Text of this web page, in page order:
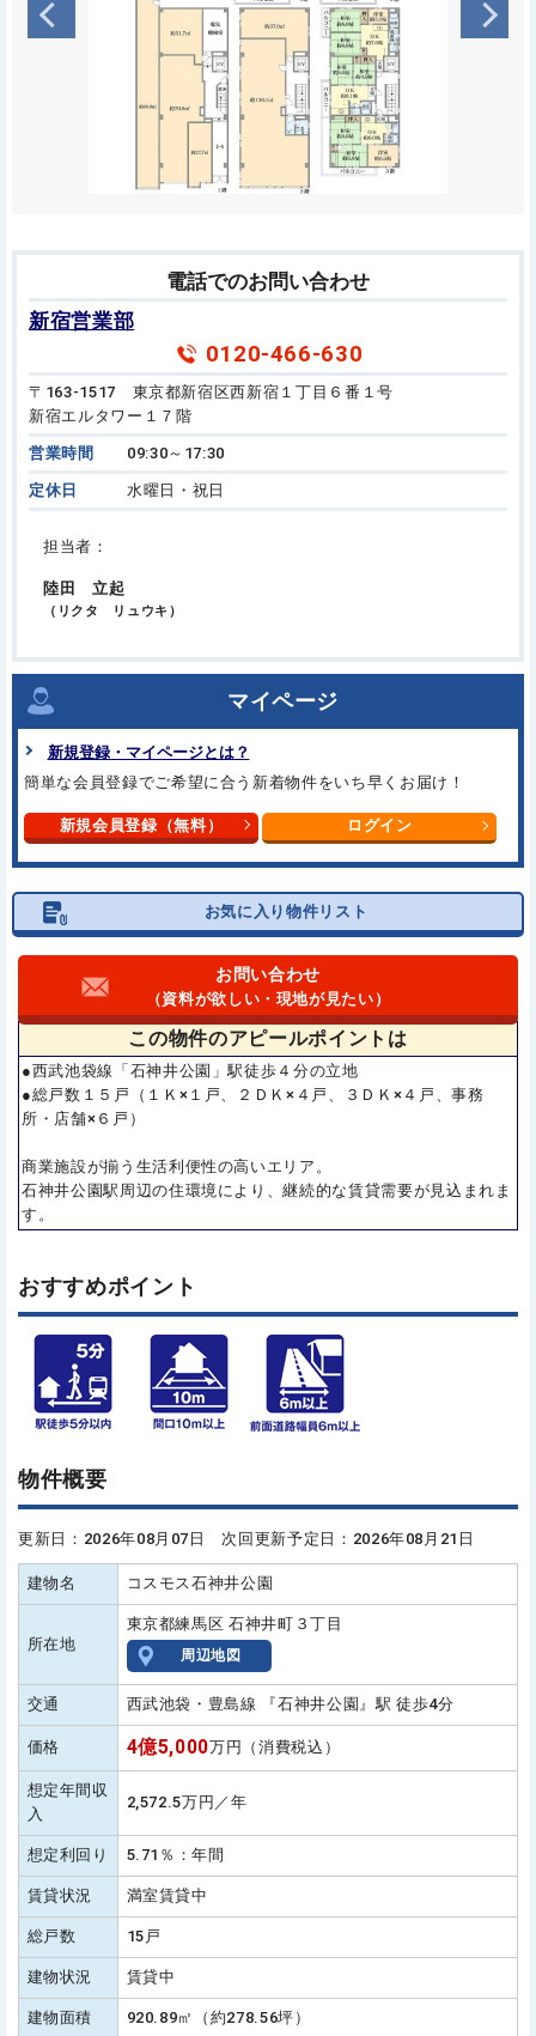
電話でのお問い合わせ
新宿営業部
0120-466-630
〒163-1517 東京都新宿区西新宿１丁目６番１号
新宿エルタワー１７階
営業時間 09:30～17:30
定休日 水曜日・祝日
担当者：
陸田 立起
（リクタ リュウキ）
マイページ
新規登録・マイページとは？
簡単な会員登録でご希望に合う新着物件をいち早くお届け！
新規会員登録（無料） ログイン
お気に入り物件リスト
お問い合わせ
（資料が欲しい・現地が見たい）
この物件のアピールポイントは
●西武池袋線「石神井公園」駅徒歩４分の立地
●総戸数１５戸（１Ｋ×１戸、２ＤＫ×４戸、３ＤＫ×４戸、事務
所・店舗×６戸）
商業施設が揃う生活利便性の高いエリア。
石神井公園駅周辺の住環境により、継続的な賃貸需要が見込まれま
す。
おすすめポイント
物件概要
更新日：2026年08月07日 次回更新予定日：2026年08月21日
建物名 コスモス石神井公園
所在地
東京都練馬区 石神井町３丁目
周辺地図
交通 西武池袋・豊島線 『石神井公園』駅 徒歩4分
価格 4億5,000万円（消費税込）
想定年間収
入
2,572.5万円／年
想定利回り 5.71％：年間
賃貸状況 満室賃貸中
総戸数 15戸
建物状況 賃貸中
建物面積 920.89㎡（約278.56坪）